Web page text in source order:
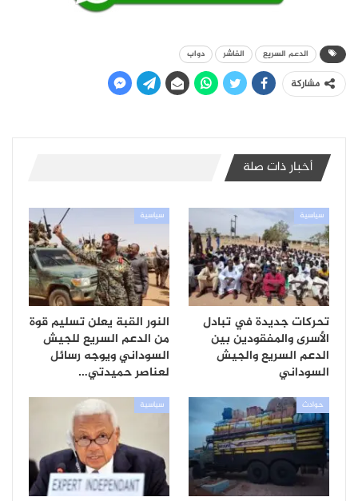
الدعم السريع الفاشر دواب
مشاركة
أخبار ذات صلة
سياسية
تحركات جديدة في تبادل
الأسرى والمفقودين بين
الدعم السريع والجيش
السوداني
سياسية
النور القبة يعلن تسليم قوة
من الدعم السريع للجيش
السوداني ويوجه رسائل
لعناصر حميدتي…
حوادث سياسية